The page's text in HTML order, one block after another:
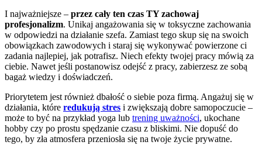
I najważniejsze – przez cały ten czas TY zachowaj
profesjonalizm. Unikaj angażowania się w toksyczne zachowania
w odpowiedzi na działanie szefa. Zamiast tego skup się na swoich
obowiązkach zawodowych i staraj się wykonywać powierzone ci
zadania najlepiej, jak potrafisz. Niech efekty twojej pracy mówią za
ciebie. Nawet jeśli postanowisz odejść z pracy, zabierzesz ze sobą
bagaż wiedzy i doświadczeń.
Priorytetem jest również dbałość o siebie poza firmą. Angażuj się w
działania, które redukują stres i zwiększają dobre samopoczucie –
może to być na przykład yoga lub trening uważności, ukochane
hobby czy po prostu spędzanie czasu z bliskimi. Nie dopuść do
tego, by zła atmosfera przeniosła się na twoje życie prywatne.